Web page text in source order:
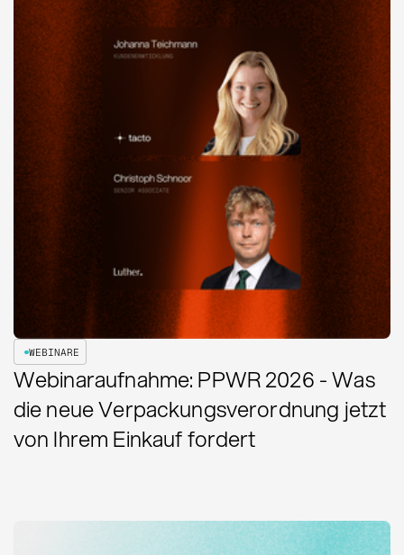
WEBINARE
Webinaraufnahme: PPWR 2026 - Was
die neue Verpackungsverordnung jetzt
von Ihrem Einkauf fordert